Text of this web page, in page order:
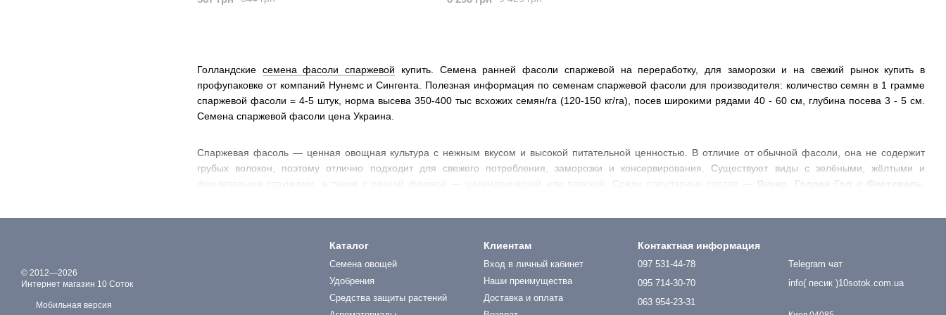
Голландские семена фасоли спаржевой купить. Семена ранней фасоли спаржевой на переработку, для заморозки и на свежий рынок купить в
профупаковке от компаний Нунемс и Сингента. Полезная информация по семенам спаржевой фасоли для производителя: количество семян в 1 грамме
спаржевой фасоли = 4-5 штук, норма высева 350-400 тыс всхожих семян/га (120-150 кг/га), посев широкими рядами 40 - 60 см, глубина посева 3 - 5 см.
Семена спаржевой фасоли цена Украина.
Спаржевая фасоль — ценная овощная культура с нежным вкусом и высокой питательной ценностью. В отличие от обычной фасоли, она не содержит
грубых волокон, поэтому отлично подходит для свежего потребления, заморозки и консервирования. Существуют виды с зелёными, жёлтыми и
фиолетовыми стручками, а также с разной формой — цилиндрической или плоской. Среди популярных сортов —
Януар Голден Гол Фестиваль
Особой популярностью пользуетсяголландское семя спаржевой фасоли— оно даёт стабильные всходы и высокое качество урожая. Технология
и рыхление. Растение хорошо реагирует на органику и мульчирование.
Спаржевую фасоль широко применяют в салатах, гарнирах, супах, а также замораживают и консервируют. Если вы хотите
купить семена спаржевой
, выбирайте надёжных поставщиков, предлагающих качественный посевной материал от ведущих брендов.
© 2012—2026
Интернет магазин 10 Соток
Мобильная версия
Каталог
Семена овощей
Удобрения
Средства защиты растений
Клиентам
Вход в личный кабинет
Наши преимущества
Доставка и оплата
Контактная информация
097 531-44-78
095 714-30-70
063 954-23-31
Telegram чат
info( песик )10sotok.com.ua